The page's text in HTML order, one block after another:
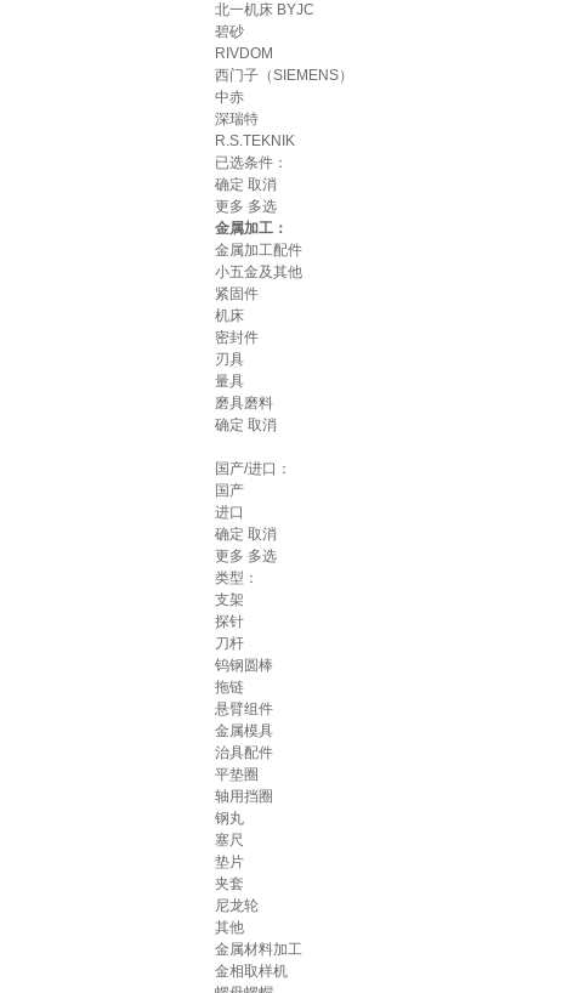
北一机床 BYJC
碧砂
RIVDOM
西门子（SIEMENS）
中赤
深瑞特
R.S.TEKNIK
已选条件：
确定 取消
更多 多选
金属加工：
金属加工配件
小五金及其他
紧固件
机床
密封件
刃具
量具
磨具磨料
确定 取消
国产/进口：
国产
进口
确定 取消
更多 多选
类型：
支架
探针
刀杆
钨钢圆棒
拖链
悬臂组件
金属模具
治具配件
平垫圈
轴用挡圈
钢丸
塞尺
垫片
夹套
尼龙轮
其他
金属材料加工
金相取样机